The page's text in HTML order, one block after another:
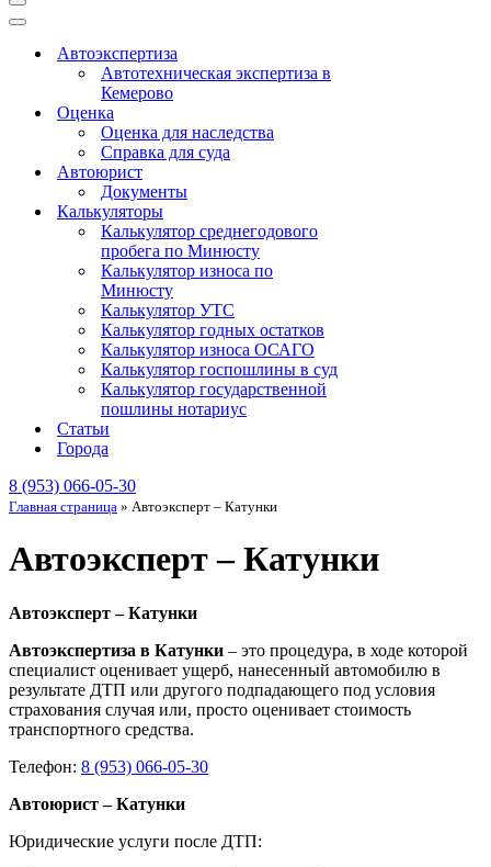
Меню
навигации
Меню
навигацииАвтоэкспертиза
Автотехническая экспертиза в
Кемерово
Оценка
Оценка для наследства
Справка для суда
Автоюрист
Документы
Калькуляторы
Калькулятор среднегодового
пробега по Минюсту
Калькулятор износа по
Минюсту
Калькулятор УТС
Калькулятор годных остатков
Калькулятор износа ОСАГО
Калькулятор госпошлины в суд
Калькулятор государственной
пошлины нотариус
Статьи
Города
8 (953) 066-05-30
Главная страница » Автоэксперт – Катунки
Автоэксперт – Катунки
Автоэксперт – Катунки
Автоэкспертиза в Катунки – это процедура, в ходе которой
специалист оценивает ущерб, нанесенный автомобилю в
результате ДТП или другого подпадающего под условия
страхования случая или, просто оценивает стоимость
транспортного средства.
Телефон: 8 (953) 066-05-30
Автоюрист – Катунки
Юридические услуги после ДТП: